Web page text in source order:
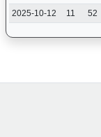
2025-10-12
11 52